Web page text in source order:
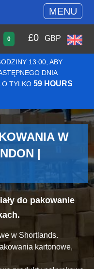
MENU
0 £0 GBP
13:00, ABY
DNIA
TYLKO 59 HOURS
W
|
do pakowanie
w Shortlands.
kartonowe,